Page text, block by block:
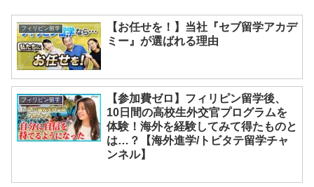
フィリピン留学
【お任せを！】当社『セブ留学アカデ
ミー』が選ばれる理由
フィリピン留学
【参加費ゼロ】フィリピン留学後、
10日間の高校生外交官プログラムを
体験！海外を経験してみて得たものと
は…？【海外進学/トビタテ留学チャ
ンネル】